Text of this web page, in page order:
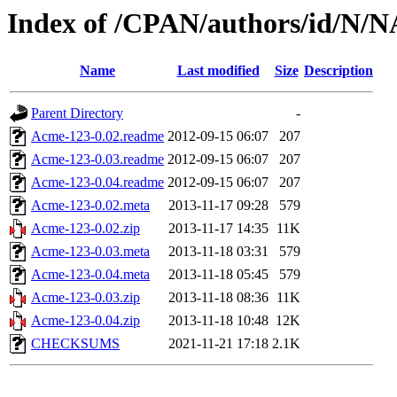
Index of /CPAN/authors/id/N/
Name Last modified Size Description
Parent Directory
-
Acme-123-0.02.readme 2012-09-15 06:07
207
Acme-123-0.03.readme 2012-09-15 06:07
207
Acme-123-0.04.readme 2012-09-15 06:07
207
Acme-123-0.02.meta
2013-11-17 09:28
579
Acme-123-0.02.zip
2013-11-17 14:35 11K
Acme-123-0.03.meta
2013-11-18 03:31
579
Acme-123-0.04.meta
2013-11-18 05:45
579
Acme-123-0.03.zip
2013-11-18 08:36 11K
Acme-123-0.04.zip
2013-11-18 10:48 12K
CHECKSUMS
2021-11-21 17:18 2.1K